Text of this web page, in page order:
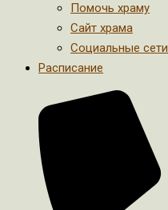
Помочь храму
Сайт храма
Социальные сети
Расписание